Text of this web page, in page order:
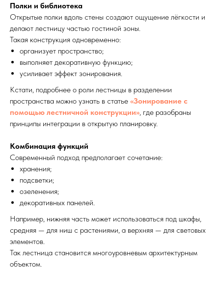
Полки и библиотека
Открытые полки вдоль стены создают ощущение лёгкости и
делают лестницу частью гостиной зоны.
Такая конструкция одновременно:
организует пространство;
выполняет декоративную функцию;
усиливает эффект зонирования.
Кстати, подробнее о роли лестницы в разделении
пространства можно узнать в статье «Зонирование с
помощью лестничной конструкции» , где разобраны
принципы интеграции в открытую планировку.
Комбинация функций
Современный подход предполагает сочетание:
хранения;
подсветки;
озеленения;
декоративных панелей.
Например, нижняя часть может использоваться под шкафы,
средняя — для ниш с растениями, а верхняя — для световых
элементов.
Так лестница становится многоуровневым архитектурным
объектом.